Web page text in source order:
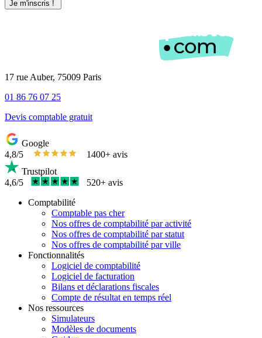
17 rue Auber, 75009 Paris
01 86 76 07 25
Devis comptable gratuit
Google
4,8/5
1400+ avis
Trustpilot
4,6/5
520+ avis
Comptabilité
Comptable pas cher
Nos offres de comptabilité par activité
Nos offres de comptabilité par statut
Nos offres de comptabilité par ville
Fonctionnalités
Logiciel de comptabilité
Logiciel de facturation
Bilans et déclarations fiscales
Compte de résultat en temps réel
Nos ressources
Simulateurs
Modèles de documents